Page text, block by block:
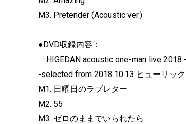
M3. Pretender (Acoustic ver.)
●DVD収録内容：
「HIGEDAN acoustic one-man live 2018
-selected from 2018.10.13 ヒューリッ
M1. 日曜日のラブレター
M2. 55
M3. ゼロのままでいられたら